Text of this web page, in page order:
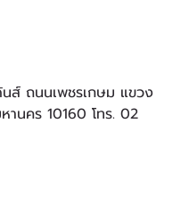
ส์ ถนนเพชรเกษม แขวง
นคร 10160 โทร. 02